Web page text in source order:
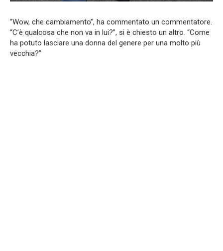
“Wow, che cambiamento”, ha commentato un commentatore.
“C’è qualcosa che non va in lui?”, si è chiesto un altro. “Come
ha potuto lasciare una donna del genere per una molto più
vecchia?”